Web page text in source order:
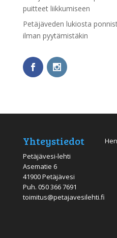
puitteet liikkumiseen
Petäjäveden lukiosta
ilman pyytämistäkin
Yhteystiedot
Petäjävesi-lehti
Asematie 6
41900 Petäjävesi
Puh. 050 366 7691
toimitus@petajavesilehti.fi